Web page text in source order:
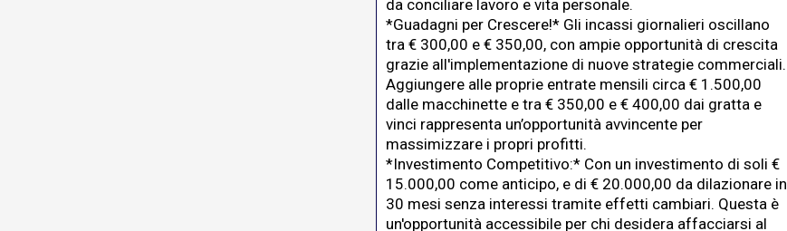
da conciliare lavoro e vita personale.
*Guadagni per Crescere!* Gli incassi giornalieri oscillano
tra € 300,00 e € 350,00, con ampie opportunità di crescita
grazie all'implementazione di nuove strategie commerciali.
Aggiungere alle proprie entrate mensili circa € 1.500,00
dalle macchinette e tra € 350,00 e € 400,00 dai gratta e
vinci rappresenta un’opportunità avvincente per
massimizzare i propri profitti.
*Investimento Competitivo:* Con un investimento di soli €
15.000,00 come anticipo, e di € 20.000,00 da dilazionare in
30 mesi senza interessi tramite effetti cambiari. Questa è
un'opportunità accessibile per chi desidera affacciarsi al